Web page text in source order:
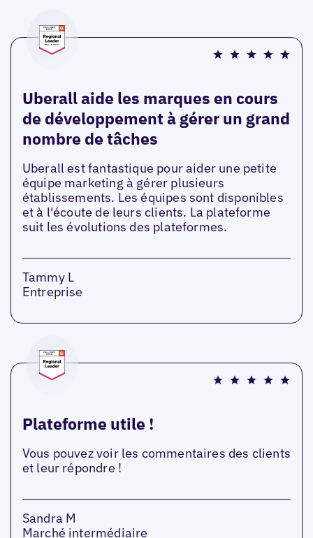
Uberall aide les marques en cours
de développement à gérer un grand
nombre de tâches
Uberall est fantastique pour aider une petite
équipe marketing à gérer plusieurs
établissements. Les équipes sont disponibles
et à l'écoute de leurs clients. La plateforme
suit les évolutions des plateformes.
Tammy L
Entreprise
Plateforme utile !
Vous pouvez voir les commentaires des clients
et leur répondre !
Sandra M
Marché intermédiaire